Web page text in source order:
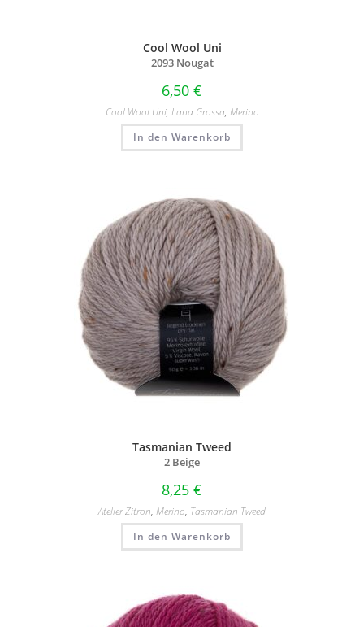
Cool Wool Uni
2093 Nougat
6,50 €
Cool Wool Uni, Lana Grossa, Merino
In den Warenkorb
Tasmanian Tweed
2 Beige
8,25 €
Atelier Zitron, Merino, Tasmanian Tweed
In den Warenkorb